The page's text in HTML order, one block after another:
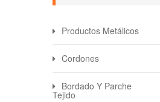
Productos Metálicos
Cordones
Bordado Y Parche
Tejido